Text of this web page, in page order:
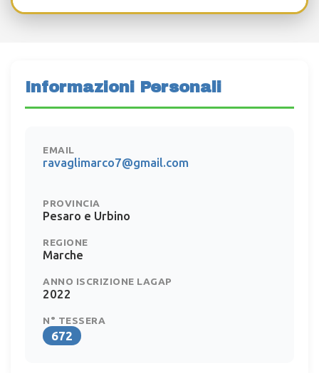
Informazioni Personali
EMAIL
ravaglimarco7@gmail.com
PROVINCIA
Pesaro e Urbino
REGIONE
Marche
ANNO ISCRIZIONE LAGAP
2022
N° TESSERA
672